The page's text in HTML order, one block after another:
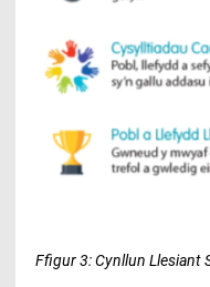
Ffigur 3:Cynllun Llesiant